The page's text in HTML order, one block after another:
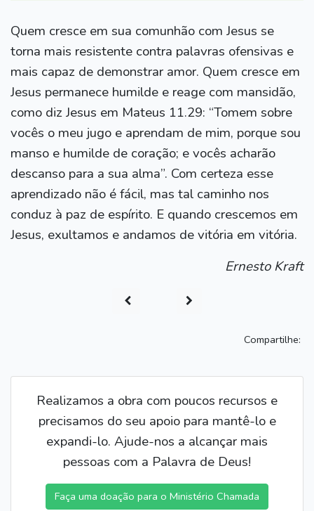
Quem cresce em sua comunhão com Jesus se
torna mais resistente contra palavras ofensivas e
mais capaz de demonstrar amor. Quem cresce em
Jesus permanece humilde e reage com mansidão,
como diz Jesus em Mateus 11.29: “Tomem sobre
vocês o meu jugo e aprendam de mim, porque sou
manso e humilde de coração; e vocês acharão
descanso para a sua alma”. Com certeza esse
aprendizado não é fácil, mas tal caminho nos
conduz à paz de espírito. E quando crescemos em
Jesus, exultamos e andamos de vitória em vitória.
Ernesto Kraft
Compartilhe:
Realizamos a obra com poucos recursos e
precisamos do seu apoio para mantê-lo e
expandi-lo. Ajude-nos a alcançar mais
pessoas com a Palavra de Deus!
Faça uma doação para o Ministério Chamada